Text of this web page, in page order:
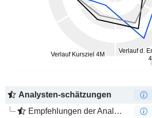
Analysten-schätzungen
Empfehlungen der Analysten